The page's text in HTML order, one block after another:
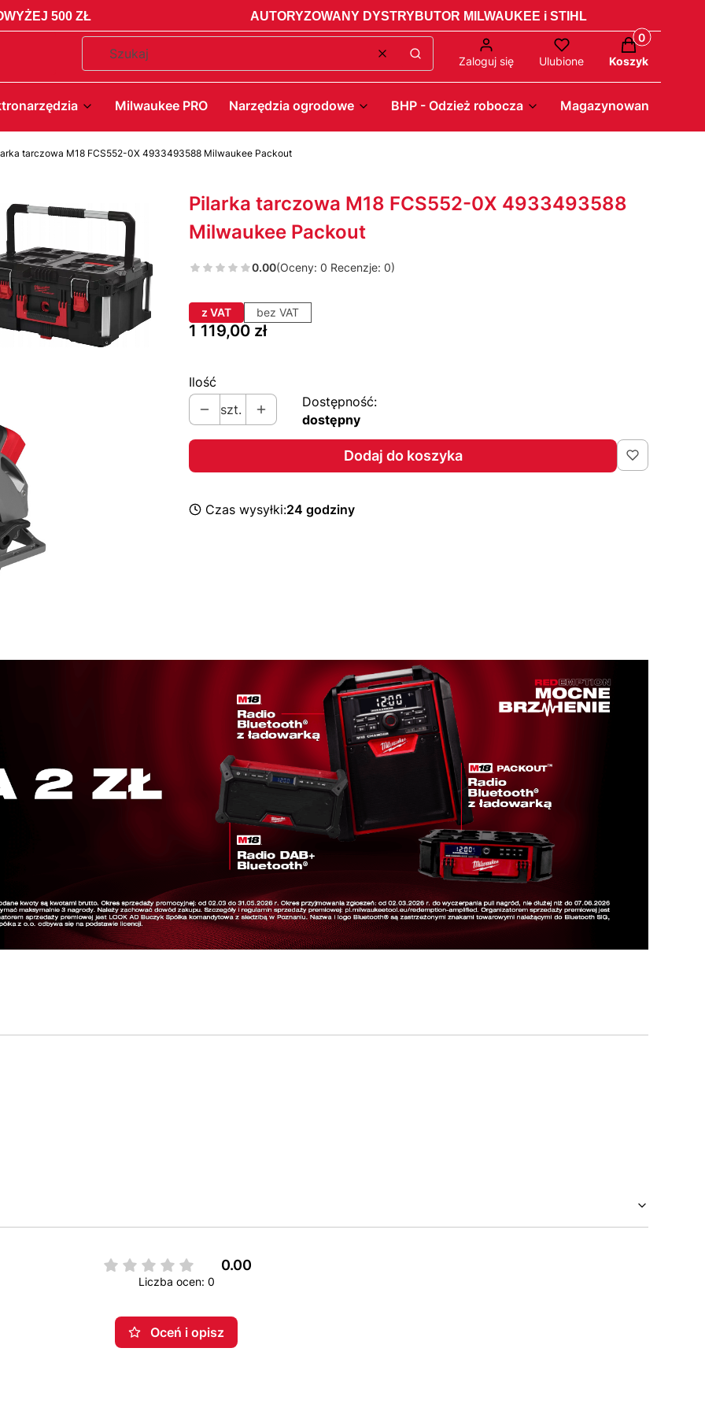
500 ZŁ AUTORYZOWANY DYSTRYBUTOR MILWAUKEE i STIHL
WyczyśćSzukaj Zaloguj się Ulubione
Produkty w
Koszyk
Milwaukee PRO Narzędzia ogrodowe BHP - Odzież robocza Magazynowanie -
tarczowa M18 FCS552-0X 4933493588 Milwaukee Packout
Pilarka tarczowa M18 FCS552-0X 4933493588
Milwaukee Packout
0.00(Oceny: 0 Recenzje: 0)
z VAT bez VAT
Cena
1 119,00 zł
Ilość
szt.
Dostępność:
dostępny
Dodaj do koszyka
Czas wysyłki:24 godziny
0.00
Liczba ocen: 0
Oceń i opisz